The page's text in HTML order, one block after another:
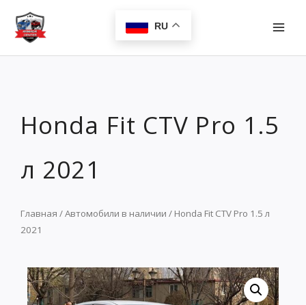
Перейти
содержимому
RU
Honda Fit CTV Pro 1.5
л 2021
Главная /Автомобили в наличии / Honda Fit CTV Pro 1.5 л
2021